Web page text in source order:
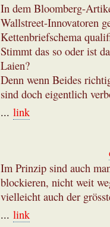
In dem Bloomberg-
Wallstreet-Innovatoren
Kettenbriefschema
Stimmt das so oder ist
Laien?
Denn wenn Beides
sind doch eigentlich
... link
Im Prinzip sind auch
blockieren, nicht weit
vielleicht auch der
... link